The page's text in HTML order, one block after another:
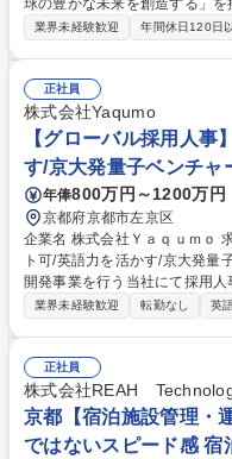
球の豊かな未来を創造する」
社。そんな当社にて、グラフ
接点におけるコミュニケーショ
部門と連携したプロジェクト推
ェクト推進 ■コミュニケーシ
ドラインの整備・運用 募集職種 【京都】グラフィックデザイナー/コミュ
ニケーションデザイナー
業界未経験歓迎 年間休日120日
正社員
株式会社Yaqumo
【グローバル採用人事
す/京大発量子ベンチャ
年俸800万円～1200万円
京都府京都市左京区
企業名 株式会社Ｙａｑｕｍｏ 求人名 【グローバル採用人事】フルリモー
ト可/英語力を活かす/京大発量子ベンチャー 仕事の
開発事業を行う当社にて採用
獲得をメインミッションとし
いた候補者へのアプローチ ■グ
候補者対応 ■エージェントとの
推進 ■入社後のオンボーディング
【グローバル採用人事】フル
チャー
業界未経験歓迎 転勤なし 英
正社員
株式会社REAH
京都【宿泊施設管理・
ではないスピード感 宿